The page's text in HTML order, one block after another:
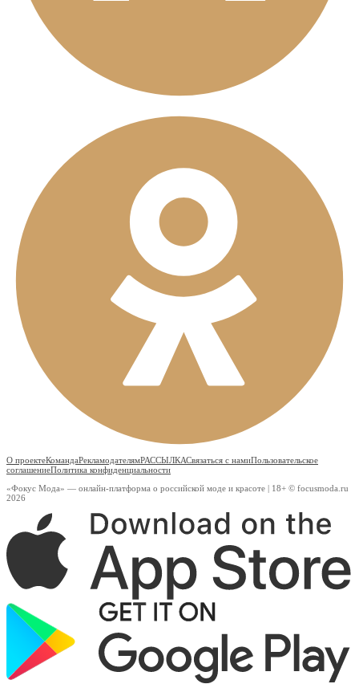
О проектеКомандаРекламодателямРАССЫЛКАСвязаться с намиПользовательское
соглашениеПолитика конфиденциальности
«Фокус Мода» — онлайн-платформа о российской моде и красоте | 18+ © focusmoda.ru
2026